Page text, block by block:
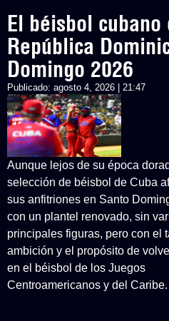
El béisbol cubano
República
Domingo 2026
Publicado: agosto 4, 2026 | 21:47
Aunque lejos de su época
selección de béisbol de Cuba
sus anfitriones en Santo
con un plantel renovado, sin
principales figuras, pero con el
ambición y el propósito de
en el béisbol de los Juegos
Centroamericanos y del Caribe.